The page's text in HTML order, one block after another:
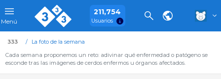
Menú
211,754
Usuarios
333
La foto de la semana
Cada semana proponemos un reto: adivinar qué enfermedad o patógeno se
esconde tras las imágenes de cerdos enfermos u órganos afectados.